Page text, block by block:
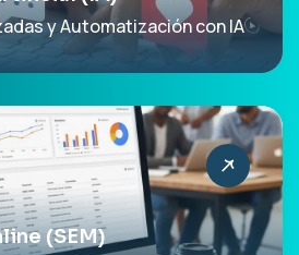
y Automatización con IA
(SEM)